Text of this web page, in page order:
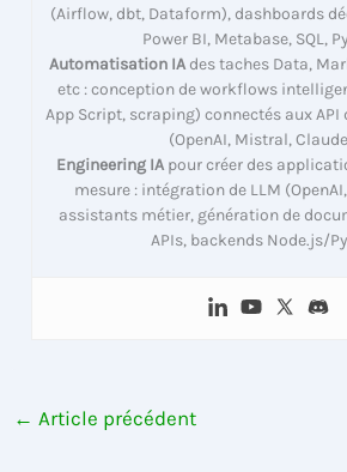
(Airflow, dbt, Dataform), dashboards
Power BI, Metabase, SQL,
Automatisation IAdes taches Data,
etc : conception de workflows
App Script, scraping) connectés aux API
(OpenAI, Mistral,
Engineering IApour créer des
mesure : intégration de LLM
assistants métier, génération de
APIs, backends Node.js/
← Article précédent